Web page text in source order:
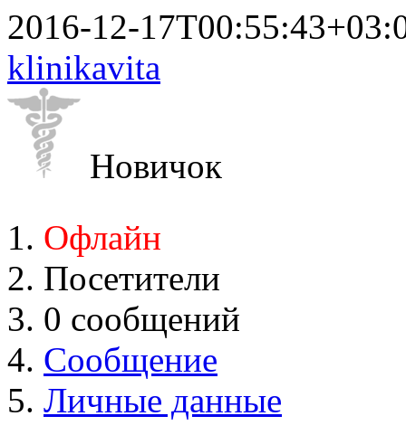
2016-12-
klinikavita
Новичок
Офлайн
Посетители
0 сообщений
Сообщение
Личные данные